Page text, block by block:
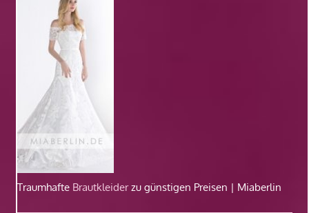
Traumhafte Brautkleiderzu günstigen Preisen | Miaberlin